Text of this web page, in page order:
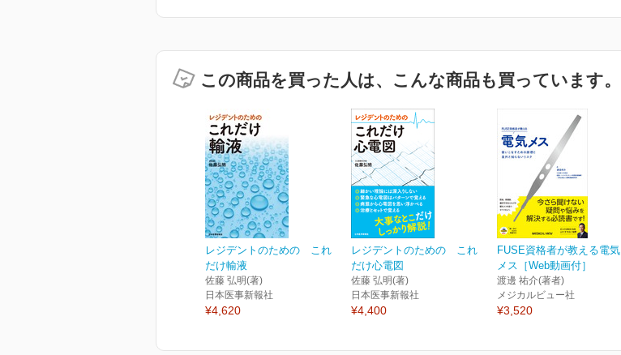
この商品を買った人は、こんな商品も買っています。
レジデントのための これ
だけ輸液
佐藤 弘明(著)
日本医事新報社
¥4,620
レジデントのための これ
だけ心電図
佐藤 弘明(著)
日本医事新報社
¥4,400
FUSE資格者が教える電気
メス［Web動画付］
渡邊 祐介(著者)
メジカルビュー社
¥3,520